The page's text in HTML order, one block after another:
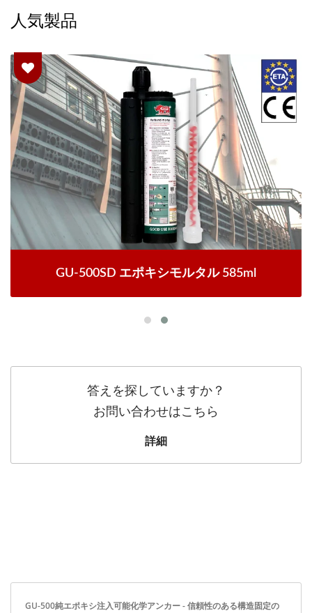
人気製品
GU-500SD エポキシモルタル 585ml
答えを探していますか？
お問い合わせはこちら
詳細
GU-500純エポキシ注入可能化学アンカー - 信頼性のある構造固定の